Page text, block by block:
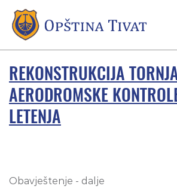
REKONSTRUKCIJA
AERODROMSKE
LETENJA
Obavještenje - dalje